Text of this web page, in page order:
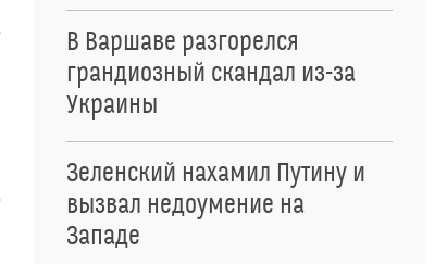
В Варшаве разгорелся
грандиозный скандал из-за
Украины
Зеленский нахамил Путину и
вызвал недоумение на
Западе